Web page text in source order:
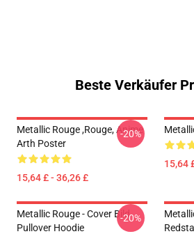
Beste Verkäufer
Metallic Rouge ,rouge, Anime
Arth Poster
15,64 £ - 36,26 £
-20%
15,64
Metallic Rouge - Cover Bild
Pullover Hoodie
-20%